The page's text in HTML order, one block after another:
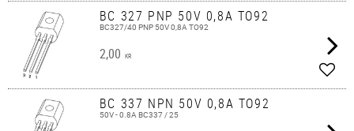
BC 327 PNP 50V 0,8A TO92
BC327/40 PNP 50V 0,8A TO92
2,00 KR
BC 337 NPN 50V 0,8A TO92
50V - 0.8A BC337 / 25